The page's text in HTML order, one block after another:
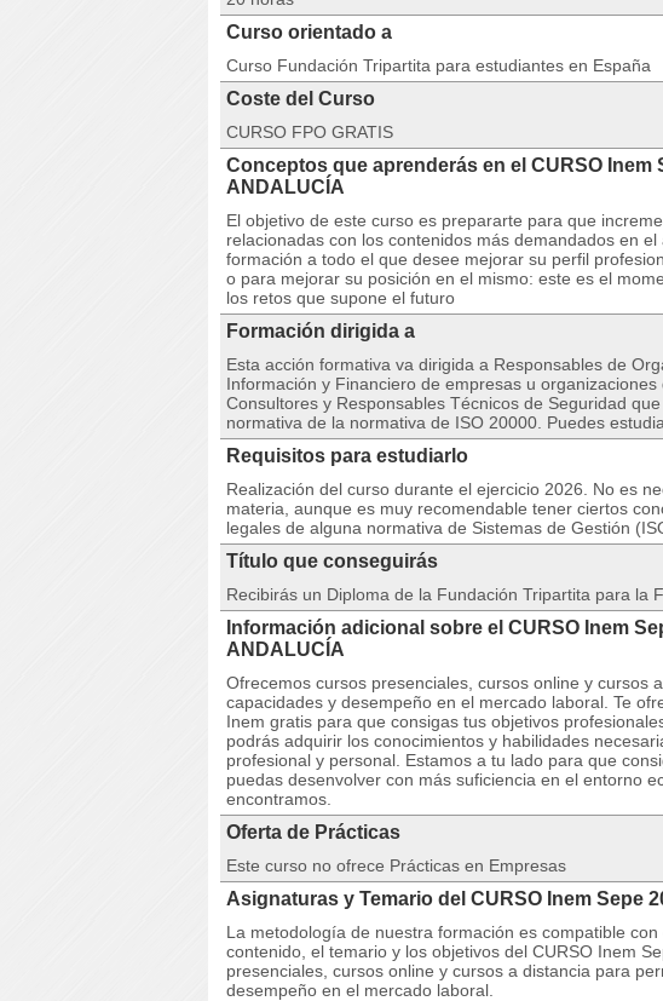
Curso orientado a
Curso Fundación Tripartita para estudiantes en España
Coste del Curso
CURSO FPO GRATIS
Conceptos que aprenderás en el CURSO Inem
ANDALUCÍA
El objetivo de este curso es prepararte para que
relacionadas con los contenidos más demandados en
formación a todo el que desee mejorar su perfil
o para mejorar su posición en el mismo: este es el
los retos que supone el futuro
Formación dirigida a
Esta acción formativa va dirigida a Responsables de
Información y Financiero de empresas u
Consultores y Responsables Técnicos de Seguridad
normativa de la normativa de ISO 20000. Puedes
Requisitos para estudiarlo
Realización del curso durante el ejercicio 2026. No es
materia, aunque es muy recomendable tener ciertos
legales de alguna normativa de Sistemas de Gestión
Título que conseguirás
Recibirás un Diploma de la Fundación Tripartita para la
Información adicional sobre el CURSO Inem
ANDALUCÍA
Ofrecemos cursos presenciales, cursos online y cursos
capacidades y desempeño en el mercado laboral. Te
Inem gratis para que consigas tus objetivos
podrás adquirir los conocimientos y habilidades
profesional y personal. Estamos a tu lado para que
puedas desenvolver con más suficiencia en el entorno
encontramos.
Oferta de Prácticas
Este curso no ofrece Prácticas en Empresas
Asignaturas y Temario del CURSO Inem Sepe
La metodología de nuestra formación es compatible
contenido, el temario y los objetivos del CURSO Inem
presenciales, cursos online y cursos a distancia para
desempeño en el mercado laboral.